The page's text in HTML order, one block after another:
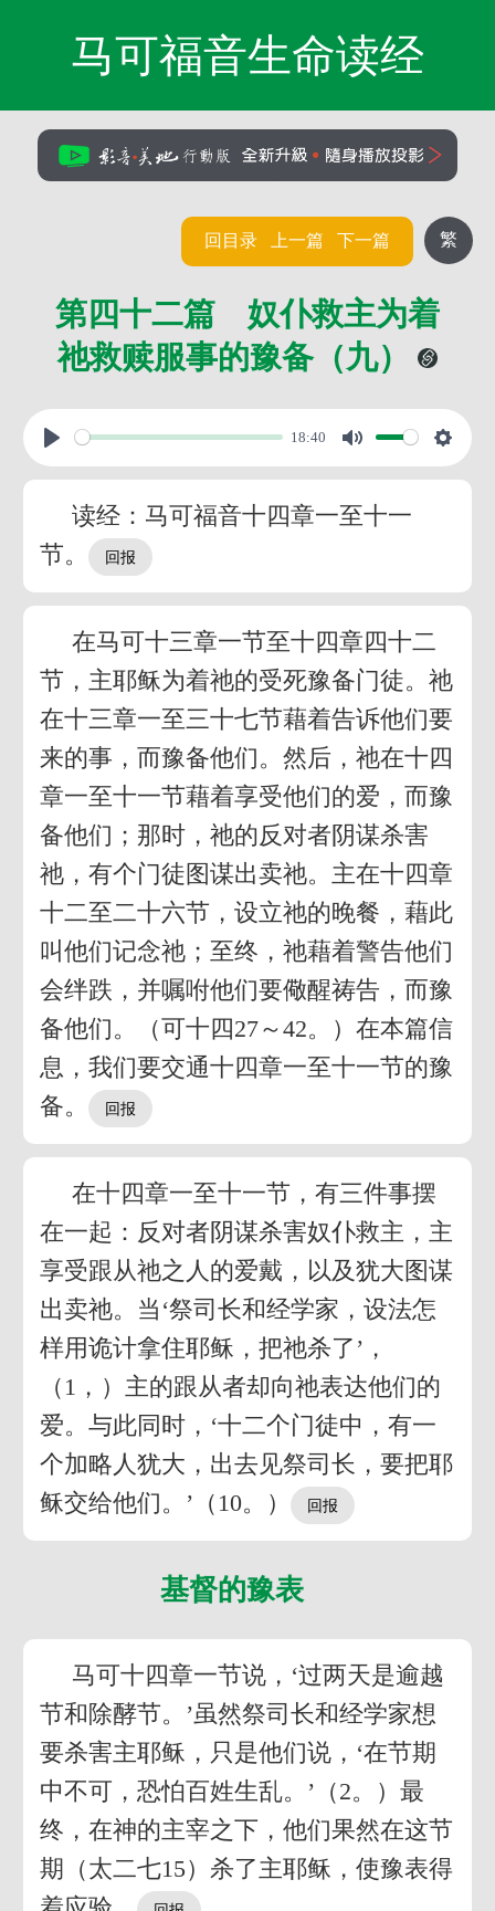
马可福音生命读经
繁
回目录 上一篇 下一篇
第四十二篇 奴仆救主为着
祂救赎服事的豫备（九）
18:40
读经：马可福音十四章一至十一
节。
在马可十三章一节至十四章四十二
节，主耶稣为着祂的受死豫备门徒。祂
在十三章一至三十七节藉着告诉他们要
来的事，而豫备他们。然后，祂在十四
章一至十一节藉着享受他们的爱，而豫
备他们；那时，祂的反对者阴谋杀害
祂，有个门徒图谋出卖祂。主在十四章
十二至二十六节，设立祂的晚餐，藉此
叫他们记念祂；至终，祂藉着警告他们
会绊跌，并嘱咐他们要儆醒祷告，而豫
备他们。（可十四27～42。）在本篇信
息，我们要交通十四章一至十一节的豫
备。
在十四章一至十一节，有三件事摆
在一起：反对者阴谋杀害奴仆救主，主
享受跟从祂之人的爱戴，以及犹大图谋
出卖祂。当‘祭司长和经学家，设法怎
样用诡计拿住耶稣，把祂杀了’，
（1，）主的跟从者却向祂表达他们的
爱。与此同时，‘十二个门徒中，有一
个加略人犹大，出去见祭司长，要把耶
稣交给他们。’（10。）
基督的豫表
马可十四章一节说，‘过两天是逾越
节和除酵节。’虽然祭司长和经学家想
要杀害主耶稣，只是他们说，‘在节期
中不可，恐怕百姓生乱。’（2。）最
终，在神的主宰之下，他们果然在这节
期（太二七15）杀了主耶稣，使豫表得